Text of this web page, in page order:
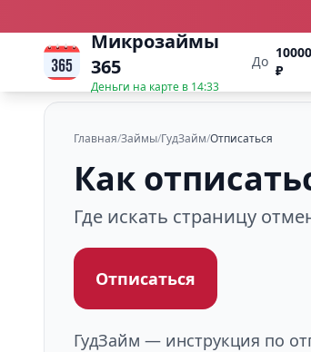
Микрозаймы
365
Деньги на карте в 14:33
До
₽
Главная/Займы/ГудЗайм/Отписаться
Как
Где искать страницу
Отписаться
ГудЗайм — инструкция по